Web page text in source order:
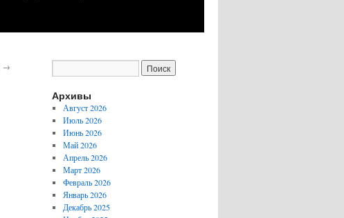
→
Архивы
Август 2026
Июль 2026
Июнь 2026
Май 2026
Апрель 2026
Март 2026
Февраль 2026
Январь 2026
Декабрь 2025